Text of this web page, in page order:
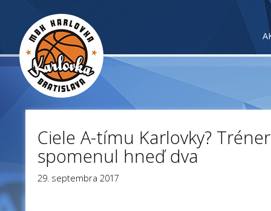
Ciele A-tímu Karlovky?
spomenul hneď dva
29. septembra 2017